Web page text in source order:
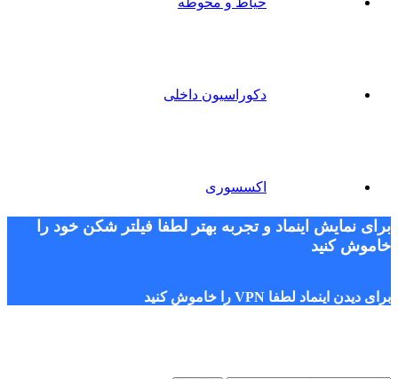
دکوراسیون داخلی
اکسسوری
برای نمایش اینماد و تجربه بهتر لطفا فیلتر شکن خود را
خاموش کنید
برای دیدن اینماد لطفا VPN را خاموش کنید